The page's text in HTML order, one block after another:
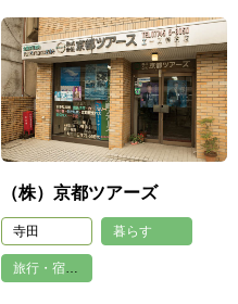
（株）京都ツアーズ
寺田 暮らす
旅行・宿泊・その他娯楽